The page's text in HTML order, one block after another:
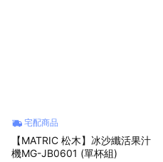
宅配商品
【MATRIC 松木】冰沙纖活果汁
機MG-JB0601 (單杯組)